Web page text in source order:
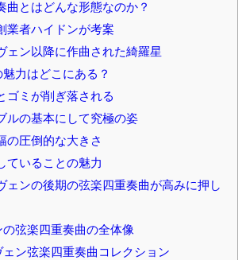
曲とはどんな形態なのか？
業者ハイドンが考案
ェン以降に作曲された綺羅星
力はどこにある？
ゴミが削ぎ落される
ルの基本にして究極の姿
の圧倒的な大きさ
ていることの魅力
ェンの後期の弦楽四重奏曲が高みに押し
弦楽四重奏曲の全体像
ン弦楽四重奏曲コレクション